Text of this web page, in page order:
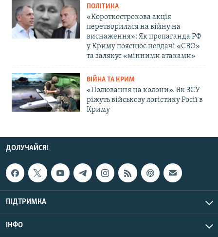
ПОЛІТИКА
«Короткострокова акція
перетворилася на війну на
виснаження»: Як пропаганда РФ
у Криму пояснює невдачі «СВО»
та залякує «мінними атаками»
ВІЙНА ТА КРИМ
«Полювання на колони». Як ЗСУ
ріжуть військову логістику Росії в
Криму
ДОЛУЧАЙСЯ!
ПІДТРИМКА
ІНФО